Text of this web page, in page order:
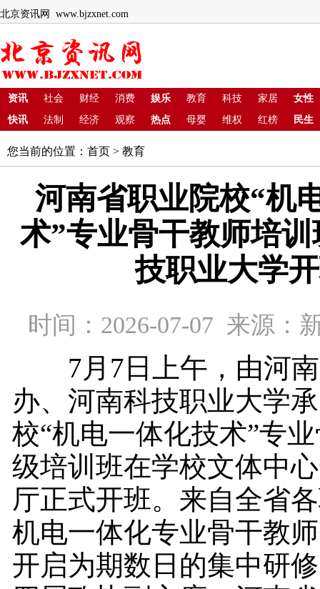
北京资讯网 www.bjzxnet.com
资讯 社会 财经 消费 娱乐 教育 科技 家居
女性
快讯
法制 经济 观察 热点 母婴 维权 红榜 民生
您当前的位置： 首页 > 教育
河南省职业院校“机
术”专业骨干教师培
技职业大学
时间：2026-07-07 来源：
7月7日上午，由河南
办、河南科技职业大学
校“机电一体化技术”专
级培训班在学校文体中
厅正式开班。来自全省
机电一体化专业骨干教
开启为期数日的集中研